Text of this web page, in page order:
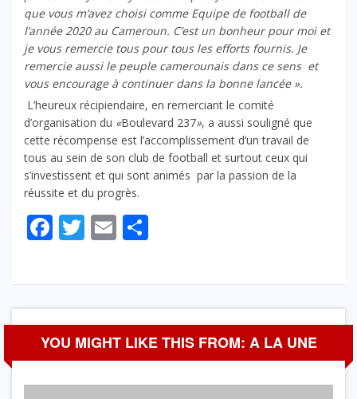
que vous m’avez choisi comme Equipe de football de
l’année 2020 au Cameroun. C’est un bonheur pour moi et
je vous remercie tous pour tous les efforts fournis. Je
remercie aussi le peuple camerounais dans ce sens et
vous encourage à continuer dans la bonne lancée ».
L’heureux récipiendaire, en remerciant le comité
d’organisation du «Boulevard 237», a aussi souligné que
cette récompense est l’accomplissement d’un travail de
tous au sein de son club de football et surtout ceux qui
s’investissent et qui sont animés par la passion de la
réussite et du progrès.
Facebook
Twitter
Email
YOU MIGHT LIKE THIS FROM: A LA UNE